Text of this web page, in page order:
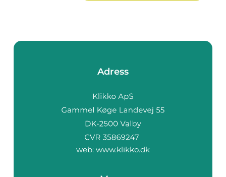
Adress
web: www.klikko.dk